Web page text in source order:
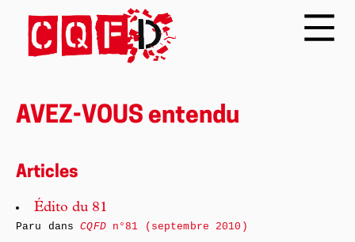
AVEZ-VOUS entendu
Articles
Édito du 81
Paru dansCQFDn°81 (septembre 2010)